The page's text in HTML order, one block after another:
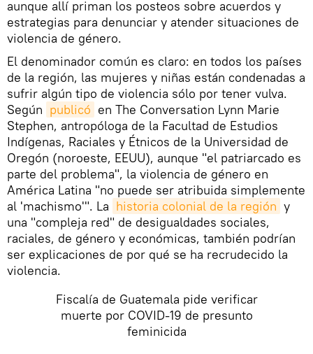
aunque allí priman los posteos sobre acuerdos y
estrategias para denunciar y atender situaciones de
violencia de género.
El denominador común es claro: en todos los países
de la región, las mujeres y niñas están condenadas a
sufrir algún tipo de violencia sólo por tener vulva.
Según publicó en The Conversation Lynn Marie
Stephen, antropóloga de la Facultad de Estudios
Indígenas, Raciales y Étnicos de la Universidad de
Oregón (noroeste, EEUU), aunque "el patriarcado es
parte del problema", la violencia de género en
América Latina "no puede ser atribuida simplemente
al 'machismo'". La historia colonial de la región y
una "compleja red" de desigualdades sociales,
raciales, de género y económicas, también podrían
ser explicaciones de por qué se ha recrudecido la
violencia.
Fiscalía de Guatemala pide verificar
muerte por COVID-19 de presunto
feminicida